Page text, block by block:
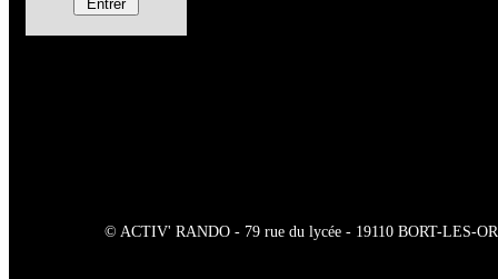
© ACTIV' RANDO - 79 rue du lycée - 19110 BORT-LES-